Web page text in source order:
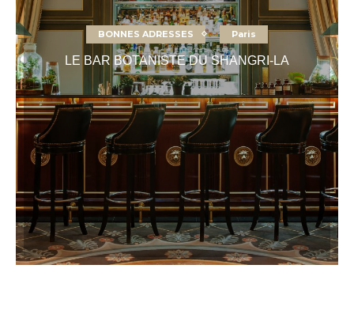
BONNES ADRESSES Paris
LE BAR BOTANISTE DU SHANGRI-LA